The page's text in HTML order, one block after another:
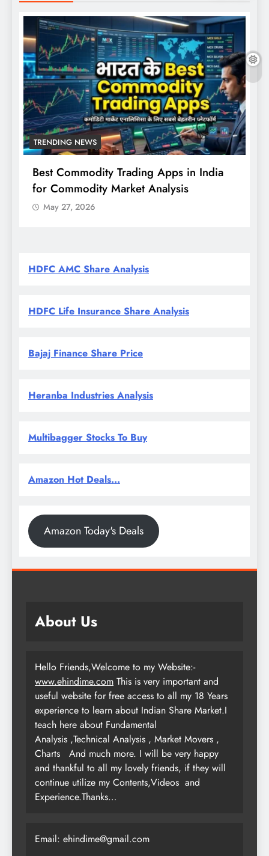
TRENDING NEWS
Best Commodity Trading Apps in India
for Commodity Market Analysis
May 27, 2026
HDFC AMC Share Analysis
HDFC Life Insurance Share Analysis
Bajaj Finance Share Price
Heranba Industries Analysis
Multibagger Stocks To Buy
Amazon Hot Deals...
Amazon Today's Deals
About Us
Hello Friends,Welcome to my Website:-
www.ehindime.com This is very important and
useful website for free access to all my 18 Years
experience to learn about Indian Share Market.I
teach here about Fundamental
Analysis ,Technical Analysis , Market Movers ,
Charts
And much more. I will be very happy
and thankful to all my lovely friends, if they will
continue utilize my Contents,Videos and
Experience.Thanks…
Email: ehindime@gmail.com